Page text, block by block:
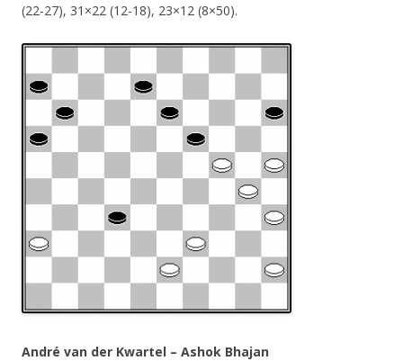
(22-27), 31×22 (12-18), 23×12 (8×50).
André van der Kwartel – Ashok Bhajan